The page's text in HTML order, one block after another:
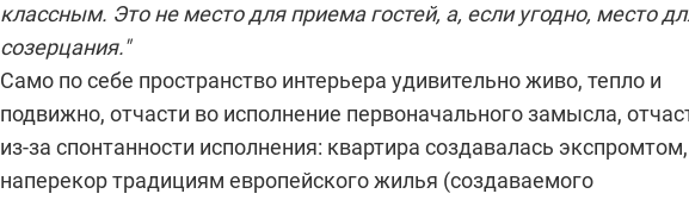
классным. Это не место для приема гостей, а, если угодно, место
созерцания."
Само по себе пространство интерьера удивительно живо, тепло и
подвижно, отчасти во исполнение первоначального замысла,
из-за спонтанности исполнения: квартира создавалась экспромтом,
наперекор традициям европейского жилья (создаваемого